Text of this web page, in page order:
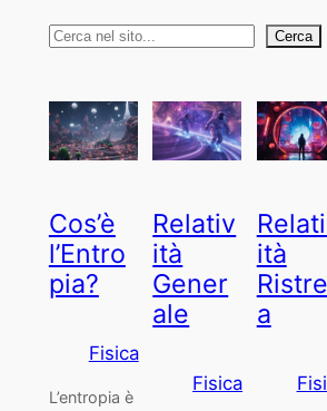
Cerca Cerca
Cos’è
l’Entro
pia?
Fisica
L’entropia è
Relativ
ità
Gener
ale
Fisica
ità
a